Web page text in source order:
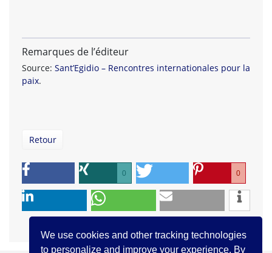
We use cookies and other tracking technologies
to personalize and improve your experience. By
Remarques de l’éditeur
Source: Sant’Egidio – Rencontres internationales pour la
paix.
Retour
0 0